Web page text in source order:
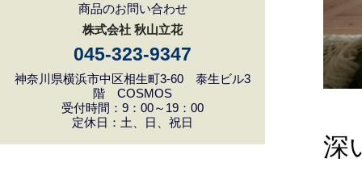
商品のお問い合わせ
株式会社 秋山立花
045-323-9347
神奈川県横浜市中区相生町3-60 泰生ビル3
階 COSMOS
受付時間：9：00～19：00
定休日：土、日、祝日
深